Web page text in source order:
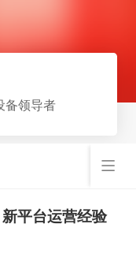
备领导者
平台运营经验